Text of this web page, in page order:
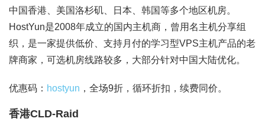
中国香港、美国洛杉矶、日本、韩国等多个地区机房。
HostYun是2008年成立的国内主机商，曾用名主机分享组
织，是一家提供低价、支持月付的学习型VPS主机产品的老
牌商家，可选机房线路较多，大部分针对中国大陆优化。
优惠码： hostyun ，全场9折，循环折扣，续费同价。
香港CLD-Raid